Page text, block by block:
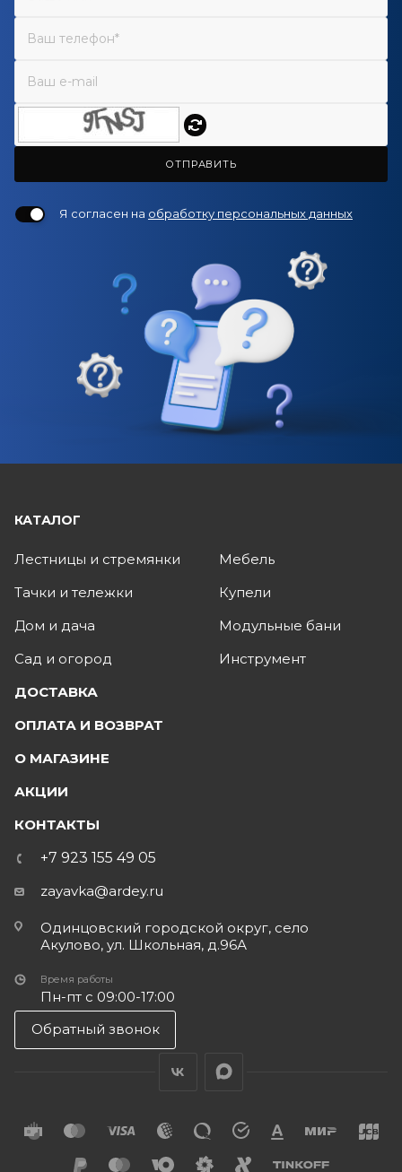
ОТПРАВИТЬ
Я согласен на обработку персональных данных
КАТАЛОГ
Лестницы и стремянки
Тачки и тележки
Дом и дача
Сад и огород
Мебель
Купели
Модульные бани
Инструмент
ДОСТАВКА
ОПЛАТА И ВОЗВРАТ
О МАГАЗИНЕ
АКЦИИ
КОНТАКТЫ
+7 923 155 49 05
zayavka@ardey.ru
Одинцовский городской округ, село
Акулово, ул. Школьная, д.96А
Время работы
Пн-пт с 09:00-17:00
Обратный звонок